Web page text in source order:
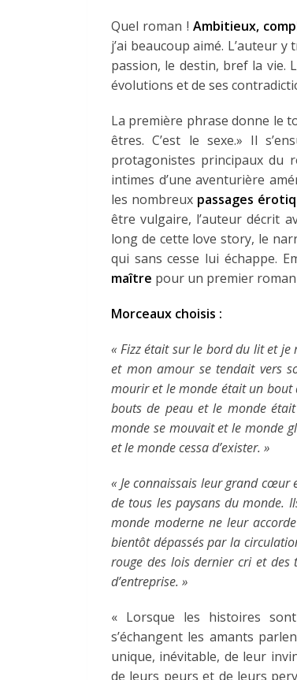
Quel roman ! Ambitieux,
j’ai beaucoup aimé. L’auteur
passion, le destin, bref la vie.
évolutions et de ses
La première phrase donne le
êtres. C’est le sexe.» Il
protagonistes principaux du
intimes d’une aventurière
les nombreux passages
être vulgaire, l’auteur décrit
long de cette love story, le
qui sans cesse lui échappe.
maître pour un premier roman
Morceaux choisis :
« Fizz était sur le bord du lit et
et mon amour se tendait vers
mourir et le monde était un bout
bouts de peau et le monde
monde se mouvait et le monde
et le monde cessa d’exister. »
« Je connaissais leur grand cœur
de tous les paysans du monde.
monde moderne ne leur
bientôt dépassés par la
rouge des lois dernier cri et
d’entreprise. »
« Lorsque les histoires
s’échangent les amants
unique, inévitable, de leur
de leurs peurs et de leurs